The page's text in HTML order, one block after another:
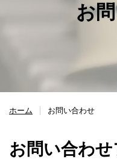
お
ホーム お問い合わせ
お問い合わ